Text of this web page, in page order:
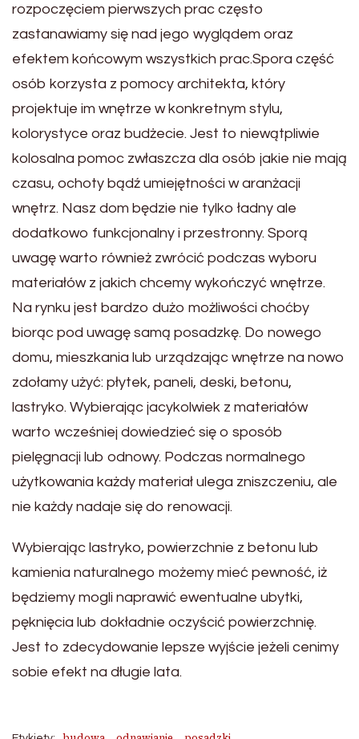
rozpoczęciem pierwszych prac często
zastanawiamy się nad jego wyglądem oraz
efektem końcowym wszystkich prac.Spora część
osób korzysta z pomocy architekta, który
projektuje im wnętrze w konkretnym stylu,
kolorystyce oraz budżecie. Jest to niewątpliwie
kolosalna pomoc zwłaszcza dla osób jakie nie mają
czasu, ochoty bądź umiejętności w aranżacji
wnętrz. Nasz dom będzie nie tylko ładny ale
dodatkowo funkcjonalny i przestronny. Sporą
uwagę warto również zwrócić podczas wyboru
materiałów z jakich chcemy wykończyć wnętrze.
Na rynku jest bardzo dużo możliwości choćby
biorąc pod uwagę samą posadzkę. Do nowego
domu, mieszkania lub urządzając wnętrze na nowo
zdołamy użyć: płytek, paneli, deski, betonu,
lastryko. Wybierając jacykolwiek z materiałów
warto wcześniej dowiedzieć się o sposób
pielęgnacji lub odnowy. Podczas normalnego
użytkowania każdy materiał ulega zniszczeniu, ale
nie każdy nadaje się do renowacji.
Wybierając lastryko, powierzchnie z betonu lub
kamienia naturalnego możemy mieć pewność, iż
będziemy mogli naprawić ewentualne ubytki,
pęknięcia lub dokładnie oczyścić powierzchnię.
Jest to zdecydowanie lepsze wyjście jeżeli cenimy
sobie efekt na długie lata.